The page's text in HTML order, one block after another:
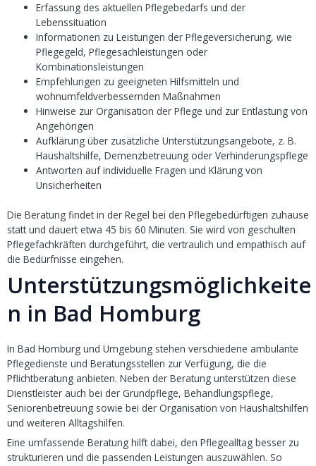
Erfassung des aktuellen Pflegebedarfs und der
Lebenssituation
Informationen zu Leistungen der Pflegeversicherung, wie
Pflegegeld, Pflegesachleistungen oder
Kombinationsleistungen
Empfehlungen zu geeigneten Hilfsmitteln und
wohnumfeldverbessernden Maßnahmen
Hinweise zur Organisation der Pflege und zur Entlastung von
Angehörigen
Aufklärung über zusätzliche Unterstützungsangebote, z. B.
Haushaltshilfe, Demenzbetreuung oder Verhinderungspflege
Antworten auf individuelle Fragen und Klärung von
Unsicherheiten
Die Beratung findet in der Regel bei den Pflegebedürftigen zuhause
statt und dauert etwa 45 bis 60 Minuten. Sie wird von geschulten
Pflegefachkräften durchgeführt, die vertraulich und empathisch auf
die Bedürfnisse eingehen.
Unterstützungsmöglichkeite
n in Bad Homburg
In Bad Homburg und Umgebung stehen verschiedene ambulante
Pflegedienste und Beratungsstellen zur Verfügung, die die
Pflichtberatung anbieten. Neben der Beratung unterstützen diese
Dienstleister auch bei der Grundpflege, Behandlungspflege,
Seniorenbetreuung sowie bei der Organisation von Haushaltshilfen
und weiteren Alltagshilfen.
Eine umfassende Beratung hilft dabei, den Pflegealltag besser zu
strukturieren und die passenden Leistungen auszuwählen. So